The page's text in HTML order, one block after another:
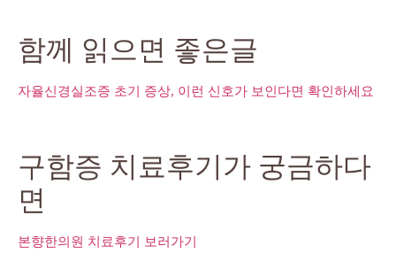
함께 읽으면 좋은글
자율신경실조증 초기 증상, 이런 신호가 보인다면 확인하세요
구함증 치료후기가 궁금하다
면
본향한의원 치료후기 보러가기